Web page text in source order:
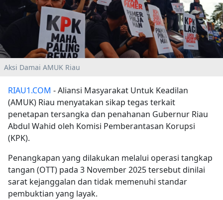
Aksi Damai AMUK Riau
RIAU1.COM - Aliansi Masyarakat Untuk Keadilan
(AMUK) Riau menyatakan sikap tegas terkait
penetapan tersangka dan penahanan Gubernur Riau
Abdul Wahid oleh Komisi Pemberantasan Korupsi
(KPK).
Penangkapan yang dilakukan melalui operasi tangkap
tangan (OTT) pada 3 November 2025 tersebut dinilai
sarat kejanggalan dan tidak memenuhi standar
pembuktian yang layak.